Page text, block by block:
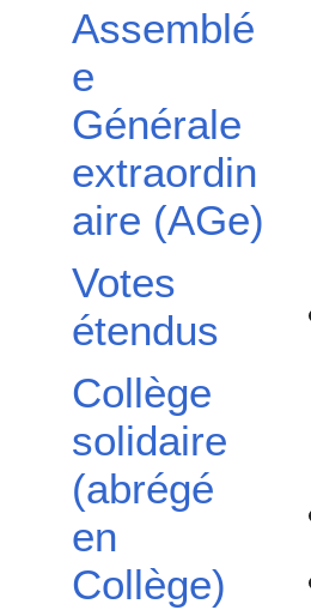
Assemblé
e
Générale
extraordin
aire (AGe)
Votes
étendus
Collège
solidaire
(abrégé
en
Collège)